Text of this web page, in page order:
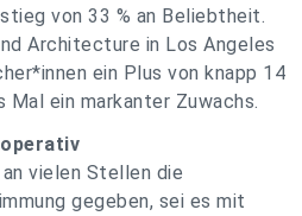
von 33 % an Beliebtheit.
Architecture in Los Angeles
ein Plus von knapp 14
Mal ein markanter Zuwachs.
vielen Stellen die
gegeben, sei es mit